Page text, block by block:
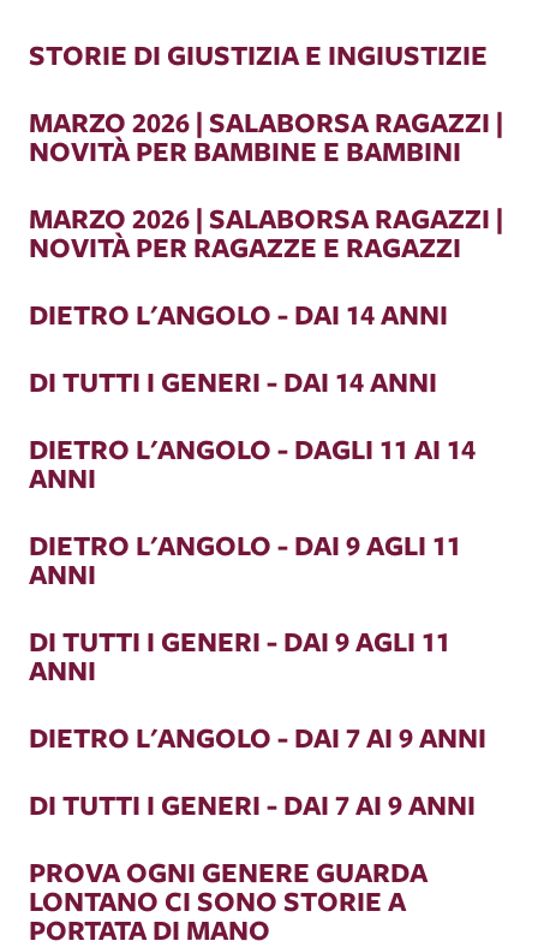
STORIE DI GIUSTIZIA E INGIUSTIZIE
MARZO 2026 | SALABORSA RAGAZZI |
NOVITÀ PER BAMBINE E BAMBINI
MARZO 2026 | SALABORSA RAGAZZI |
NOVITÀ PER RAGAZZE E RAGAZZI
DIETRO L'ANGOLO - DAI 14 ANNI
DI TUTTI I GENERI - DAI 14 ANNI
DIETRO L'ANGOLO - DAGLI 11 AI 14
ANNI
DIETRO L'ANGOLO - DAI 9 AGLI 11
ANNI
DI TUTTI I GENERI - DAI 9 AGLI 11
ANNI
DIETRO L'ANGOLO - DAI 7 AI 9 ANNI
DI TUTTI I GENERI - DAI 7 AI 9 ANNI
PROVA OGNI GENERE GUARDA
LONTANO CI SONO STORIE A
PORTATA DI MANO